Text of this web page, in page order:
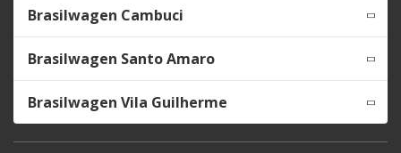
Brasilwagen Cambuci
Brasilwagen Santo Amaro
Brasilwagen Vila Guilherme